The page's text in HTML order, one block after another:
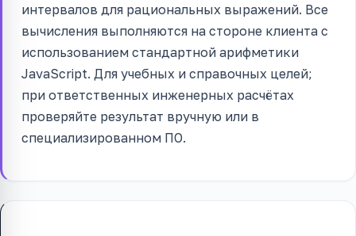
интервалов для рациональных выражений. Все
вычисления выполняются на стороне клиента с
использованием стандартной арифметики
JavaScript. Для учебных и справочных целей;
при ответственных инженерных расчётах
проверяйте результат вручную или в
специализированном ПО.